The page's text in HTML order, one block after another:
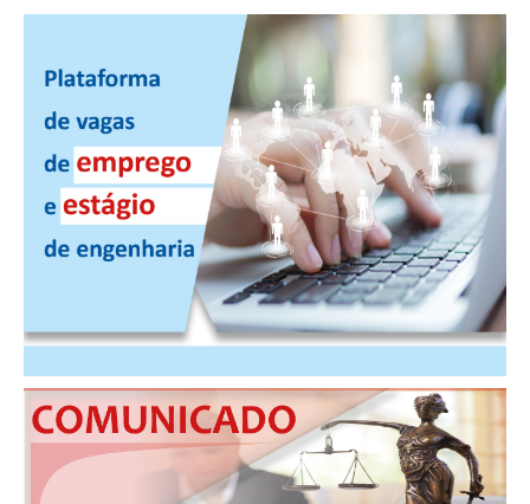
APRESENTAÇÃO
EMPREGO E ESTÁGIO
CARREIRA
AUTÔNOMOS E SERVIÇOS
GUIA DAS ENGENHARIAS
CONTATO
CURSOS
ENGENHEIRO EMPREENDEDOR